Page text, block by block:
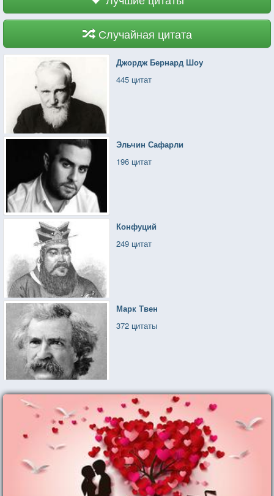
Случайная цитата
Джордж Бернард Шоу
445 цитат
Эльчин Сафарли
196 цитат
Конфуций
249 цитат
Марк Твен
372 цитаты